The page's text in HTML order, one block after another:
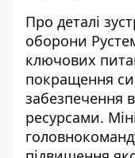
Про деталі
оборони
ключових
покращення
забезпечення
ресурсами.